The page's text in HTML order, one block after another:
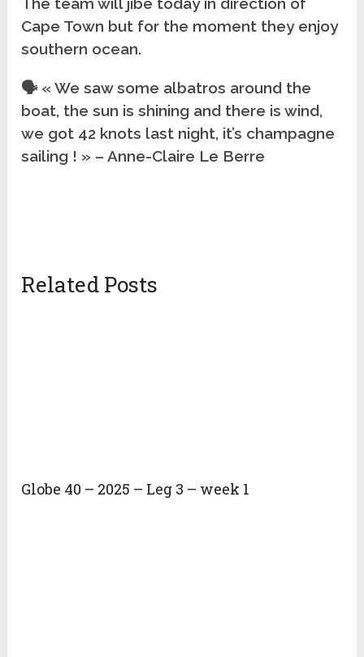
Cape Town but for the moment they enjoy
southern ocean.
🗣️« We saw some albatros around the
boat, the sun is shining and there is wind,
we got 42 knots last night, it’s champagne
sailing ! » – Anne-Claire Le Berre
Related Posts
Globe 40 – 2025 – Leg 3 – week 1